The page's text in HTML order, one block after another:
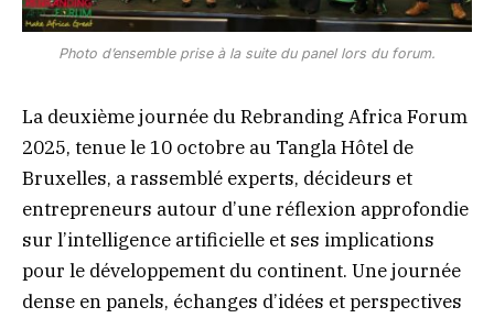
Photo d’ensemble prise à la suite du panel lors du forum.
La deuxième journée du Rebranding Africa Forum
2025, tenue le 10 octobre au Tangla Hôtel de
Bruxelles, a rassemblé experts, décideurs et
entrepreneurs autour d’une réflexion approfondie
sur l’intelligence artificielle et ses implications
pour le développement du continent. Une journée
dense en panels, échanges d’idées et perspectives